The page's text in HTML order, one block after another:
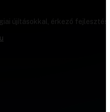
újításokkal, érkező